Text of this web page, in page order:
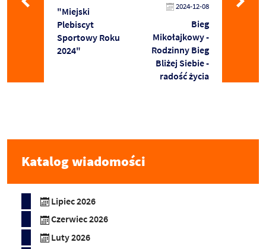
"Miejski
Plebiscyt
Sportowy Roku
2024"
2024-12-08
Bieg
Mikołajkowy -
Rodzinny Bieg
Bliżej Siebie -
radość życia
Katalog wiadomości
Lipiec 2026
Czerwiec 2026
Luty 2026